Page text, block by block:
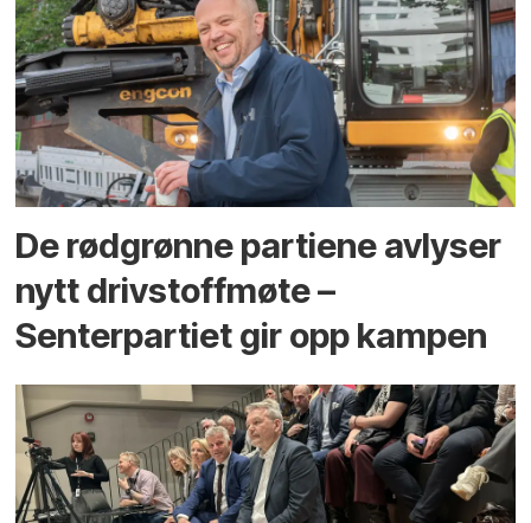
De rødgrønne partiene avlyser
nytt drivstoffmøte –
Senterpartiet gir opp kampen